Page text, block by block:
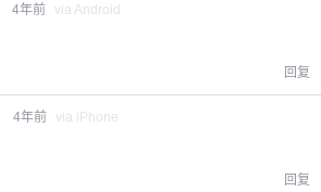
4年前 via Android
回复
4年前 via iPhone
回复